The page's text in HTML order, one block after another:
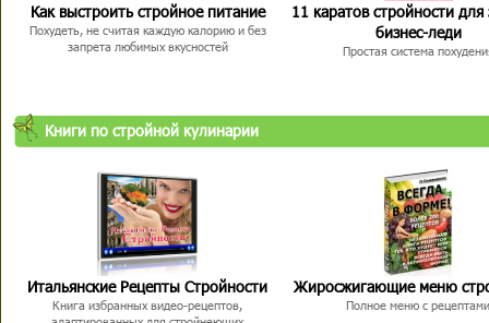
Как выстроить стройное питание
Похудеть, не считая каждую калорию и без
запрета любимых вкусностей
11 каратов стройности для
бизнес-леди
Простая система
Книги по стройной кулинарии
Итальянские Рецепты Стройности
Книга избранных видео-рецептов,
Жиросжигающие меню
Полное меню с рецептами